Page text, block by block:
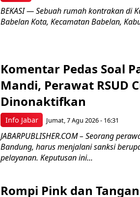
BEKASI — Sebuah rumah kontrakan di
Babelan Kota, Kecamatan Babelan,
Info Jabar
Komentar Pedas Soal
Mandi, Perawat RSUD
Dinonaktifkan
Jumat, 7 Agu 2026 - 16:31
JABARPUBLISHER.COM – Seorang
Bandung, harus menjalani sanksi
pelayanan. Keputusan ini...
Rompi Pink dan